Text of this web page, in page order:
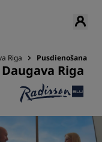
Riga Pusdienošana
Riga